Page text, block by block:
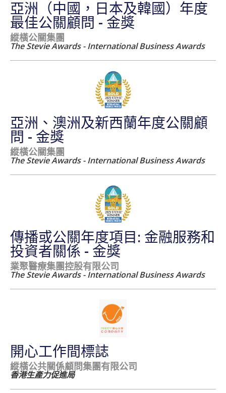
亞洲（中國，日本及韓國）年度
最佳公關顧問 - 金獎
縱橫公關集團
The Stevie Awards - International Business Awards
亞洲、澳洲及新西蘭年度公關顧
問 - 金獎
縱橫公關集團
The Stevie Awards - International Business Awards
傳播或公關年度項目: 金融服務和
投資者關係 - 金獎
業聚醫療集團控股有限公司
The Stevie Awards - International Business Awards
開心工作間標誌
縱橫公共關係顧問集團有限公司
香港生產力促進局